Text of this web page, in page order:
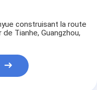
construisant la route
Tianhe, Guangzhou,